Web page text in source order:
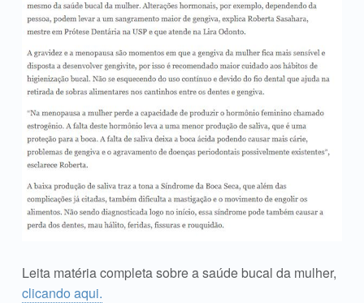
Leita matéria completa sobre a saúde bucal da mulher,
clicando aqui.